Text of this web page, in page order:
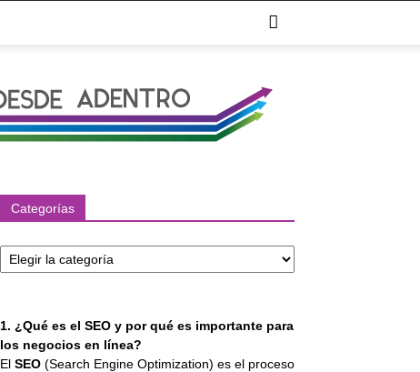
Categorías
1. ¿Qué es el SEO y por qué es importante para
los negocios en línea?
El SEO (Search Engine Optimization) es el proceso